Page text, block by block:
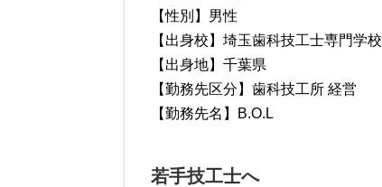
【性別】男性
【出身校】埼玉歯科技工士専門学校
【出身地】千葉県
【勤務先区分】歯科技工所 経営
【勤務先名】B.O.L
若手技工士へ